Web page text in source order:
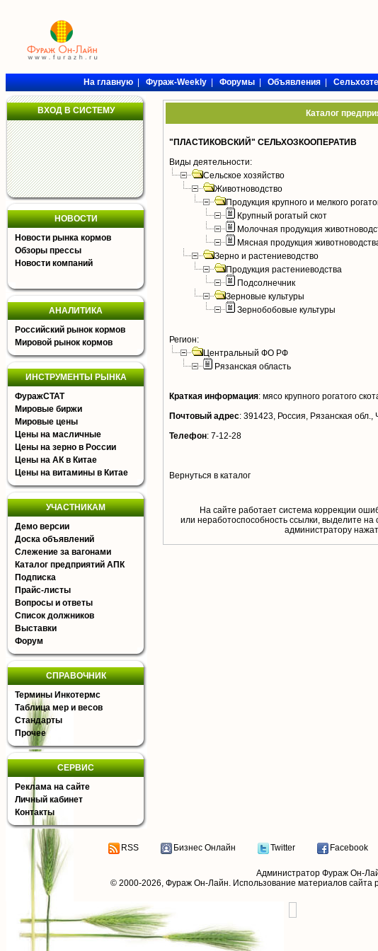
На главную|Фураж-Weekly|Форумы|Объявления|
ВХОД В СИСТЕМУ
НОВОСТИ
Новости рынка кормов
Обзоры прессы
Новости компаний
АНАЛИТИКА
Российский рынок кормов
Мировой рынок кормов
ИНСТРУМЕНТЫ РЫНКА
ФуражСТАТ
Мировые биржи
Мировые цены
Цены на масличные
Цены на зерно в России
Цены на АК в Китае
Цены на витамины в Китае
УЧАСТНИКАМ
Демо версии
Доска объявлений
Слежение за вагонами
Каталог предприятий АПК
Подписка
Прайс-листы
Вопросы и ответы
Список должников
Выставки
Форум
СПРАВОЧНИК
Термины Инкотермс
Таблица мер и весов
Стандарты
Прочее
СЕРВИС
Реклама на сайте
Личный кабинет
Контакты
Каталог
"ПЛАСТИКОВСКИЙ" СЕЛЬХОЗКООПЕРАТИВ
Виды деятельности:
Сельское хозяйство
Животноводство
Продукция крупного и мелкого
Крупный рогатый скот
Молочная продукция
Мясная продукция
Зерно и растениеводство
Продукция растениеводства
Подсолнечник
Зерновые культуры
Зернобобовые культуры
Регион:
Центральный ФО РФ
Рязанская область
Краткая информация: мясо крупного рогатого
Почтовый адрес: 391423, Россия, Рязанская обл.,
Телефон: 7-12-28
Вернуться в каталог
На сайте работает система коррекции
или неработоспособность ссылки, выделите на
aдминистратору
RSS Бизнес Онлайн Twitter Facebook
Администратор Фураж Он-
© 2000-2026, Фураж Он-Лайн. Использование материалов